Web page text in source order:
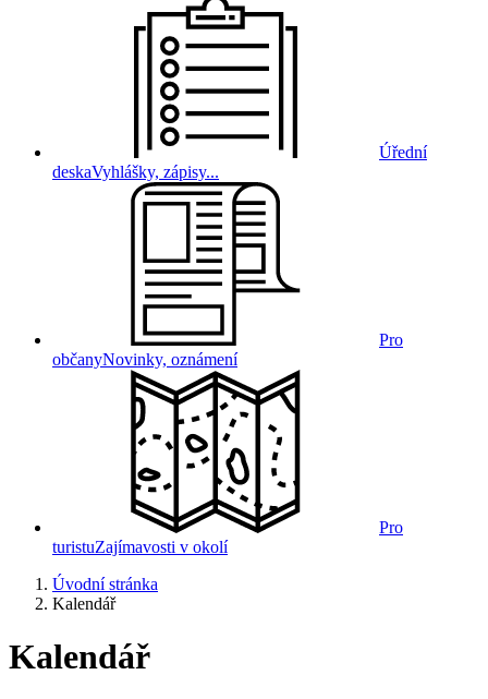
Úřední
deskaVyhlášky, zápisy...
Pro
občanyNovinky, oznámení
Pro
turistuZajímavosti v okolí
Úvodní stránka
Kalendář
Kalendář